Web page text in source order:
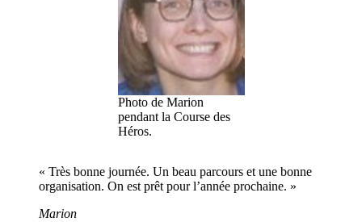
Photo de Marion
pendant la Course des
Héros.
« Très bonne journée. Un beau parcours et une bonne
organisation. On est prêt pour l’année prochaine. »
Marion